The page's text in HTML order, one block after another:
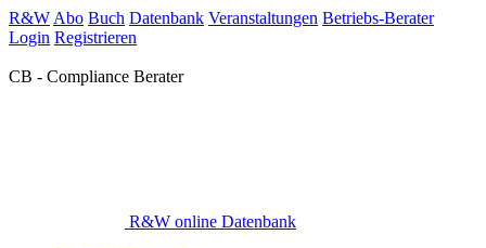
R&W Abo Buch Datenbank Veranstaltungen Betriebs-Berater
Login Registrieren
CB - Compliance Berater
R&W online Datenbank